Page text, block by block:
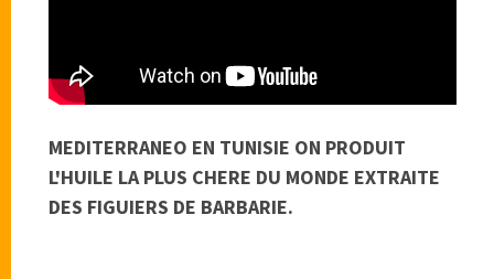
MEDITERRANEO EN TUNISIE ON PRODUIT
L'HUILE LA PLUS CHERE DU MONDE EXTRAITE
DES FIGUIERS DE BARBARIE.